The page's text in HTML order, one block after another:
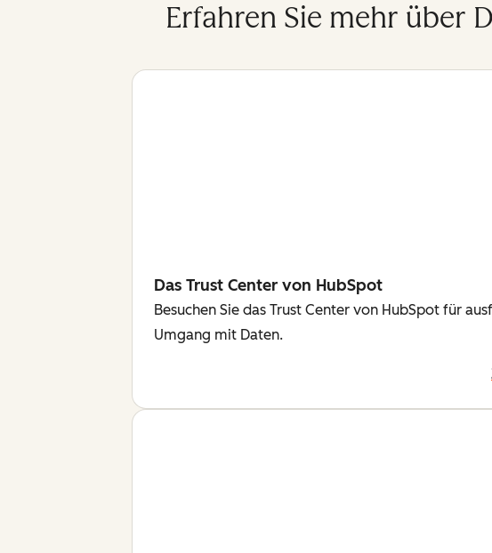
Erfahren Sie mehr über
Das Trust Center von HubSpot
Besuchen Sie das Trust Center von HubSpot für
Umgang mit Daten.